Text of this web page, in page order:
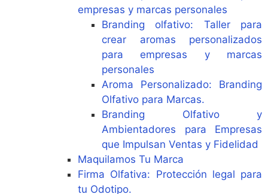
empresas y marcas personales
Branding olfativo: Taller para
crear aromas personalizados
para empresas y marcas
personales
Aroma Personalizado: Branding
Olfativo para Marcas.
Branding Olfativo y
Ambientadores para Empresas
que Impulsan Ventas y Fidelidad
Maquilamos Tu Marca
Firma Olfativa: Protección legal para
tu Odotipo.